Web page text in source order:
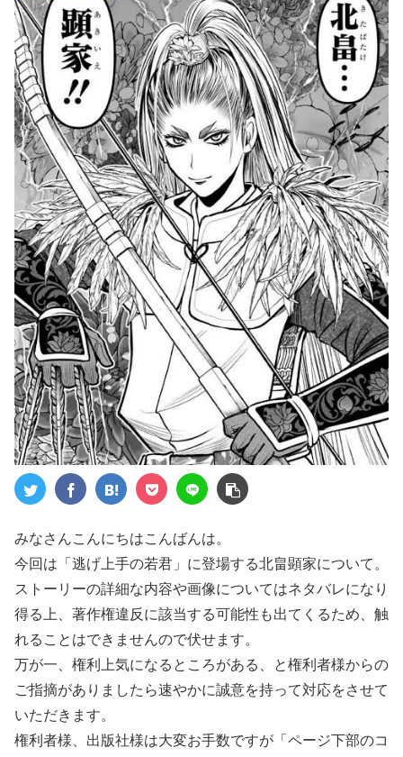
みなさんこんにちはこんばんは。
今回は「逃げ上手の若君」に登場する北畠顕家について。
ストーリーの詳細な内容や画像についてはネタバレになり
得る上、著作権違反に該当する可能性も出てくるため、触
れることはできませんので伏せます。
万が一、権利上気になるところがある、と権利者様からの
ご指摘がありましたら速やかに誠意を持って対応をさせて
いただきます。
権利者様、出版社様は大変お手数ですが「ページ下部のコ